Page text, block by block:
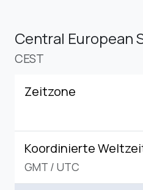
Central European
CEST
Zeitzone
Koordinierte
GMT / UTC